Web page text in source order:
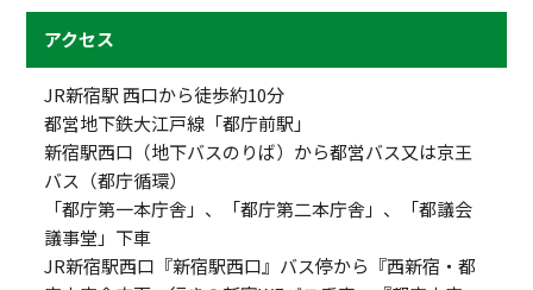
アクセス
JR新宿駅 西口から徒歩約10分
都営地下鉄大江戸線「都庁前駅」
新宿駅西口（地下バスのりば）から都営バス又は京王
バス（都庁循環）
「都庁第一本庁舎」、「都庁第二本庁舎」、「都議会
議事堂」下車
JR新宿駅西口『新宿駅西口』バス停から『西新宿・都